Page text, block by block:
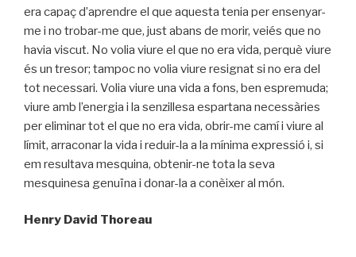
era capaç d’aprendre el que aquesta tenia per ensenyar-
me i no trobar-me que, just abans de morir, veiés que no
havia viscut. No volia viure el que no era vida, perquè viure
és un tresor; tampoc no volia viure resignat si no era del
tot necessari. Volia viure una vida a fons, ben espremuda;
viure amb l’energia i la senzillesa espartana necessàries
per eliminar tot el que no era vida, obrir-me camí i viure al
límit, arraconar la vida i reduir-la a la mínima expressió i, si
em resultava mesquina, obtenir-ne tota la seva
mesquinesa genuïna i donar-la a conèixer al món.
Henry David Thoreau